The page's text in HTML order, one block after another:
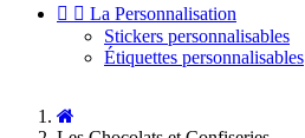
  La Personnalisation
Stickers personnalisables
Étiquettes personnalisables